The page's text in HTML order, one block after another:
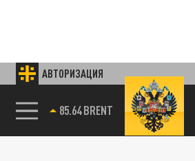
АВТОРИЗАЦИЯ
85.64 BRENT